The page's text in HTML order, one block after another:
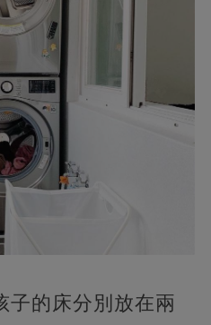
子的床分別放在兩